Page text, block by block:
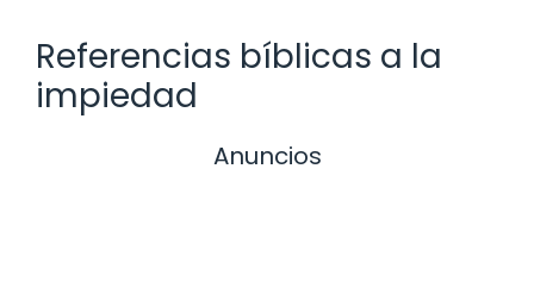
Referencias bíblicas a la
impiedad
Anuncios